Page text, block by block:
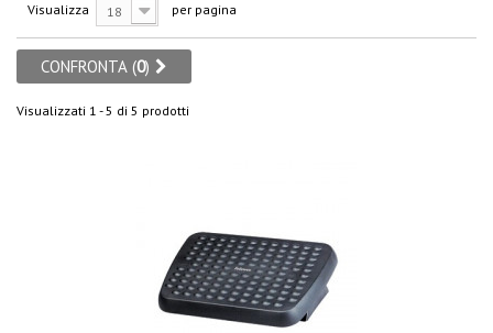
Visualizza
18 per pagina
CONFRONTA (0)
Visualizzati 1 - 5 di 5 prodotti